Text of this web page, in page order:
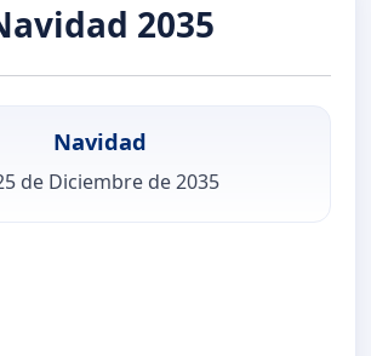
2035
Navidad
de Diciembre de 2035